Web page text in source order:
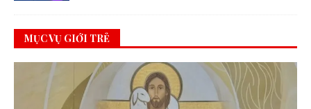
MỤC VỤ GIỚI TRẺ